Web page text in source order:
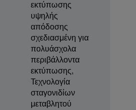
εκτύπωσης
υψηλής
απόδοσης
σχεδιασμένη για
πολυάσχολα
περιβάλλοντα
εκτύπωσης,
Τεχνολογία
σταγονιδίων
μεταβλητού